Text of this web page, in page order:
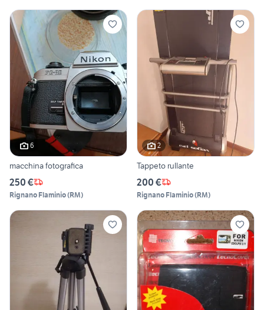
6
macchina fotografica
250 €
Rignano Flaminio(RM)
2
Tappeto rullante
200 €
Rignano Flaminio(RM)